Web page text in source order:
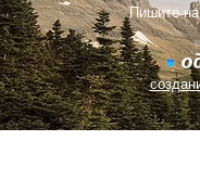
Пишите